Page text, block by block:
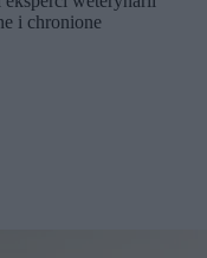
i chronione